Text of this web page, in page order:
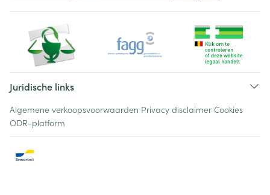
Juridische links
Algemene verkoopsvoorwaarden Privacy disclaimer Cookies
ODR-platform